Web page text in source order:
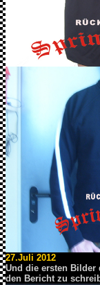
27.Juli 2012
Und die ersten Bilder
den Bericht zu